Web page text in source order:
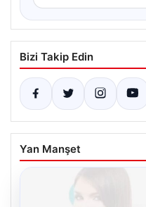
Bizi Takip Edin
Yan Manşet